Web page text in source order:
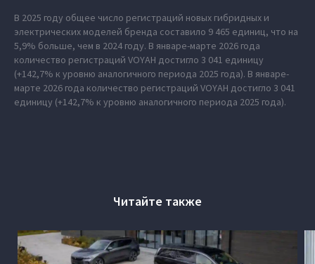
В 2025 году общее число регистраций новых гибридных и
электрических моделей бренда составило 9 465 единиц, что на
5,9% больше, чем в 2024 году. В январе-марте 2026 года
количество регистраций VOYAH достигло 3 041 единицу
(+142,7% к уровню аналогичного периода 2025 года). В январе-
марте 2026 года количество регистраций VOYAH достигло 3 041
единицу (+142,7% к уровню аналогичного периода 2025 года).
Читайте также